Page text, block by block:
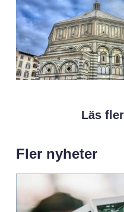
Läs
Fler nyheter